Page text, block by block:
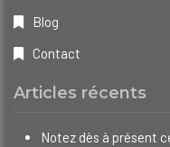
Blog
Contact
Articles récents
Notez dès à présent